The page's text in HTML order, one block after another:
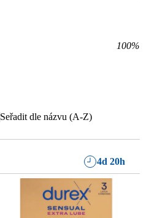
100%
Seřadit dle názvu (A-Z)
4d 20h